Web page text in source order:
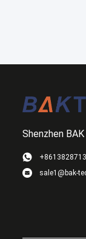
Shenzhen
sale1@bak-